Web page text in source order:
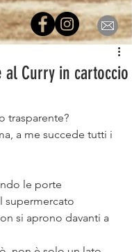
al Curry in cartoccio
trasparente?⠀
a me succede tutti i
le porte
⠀
si aprono davanti a